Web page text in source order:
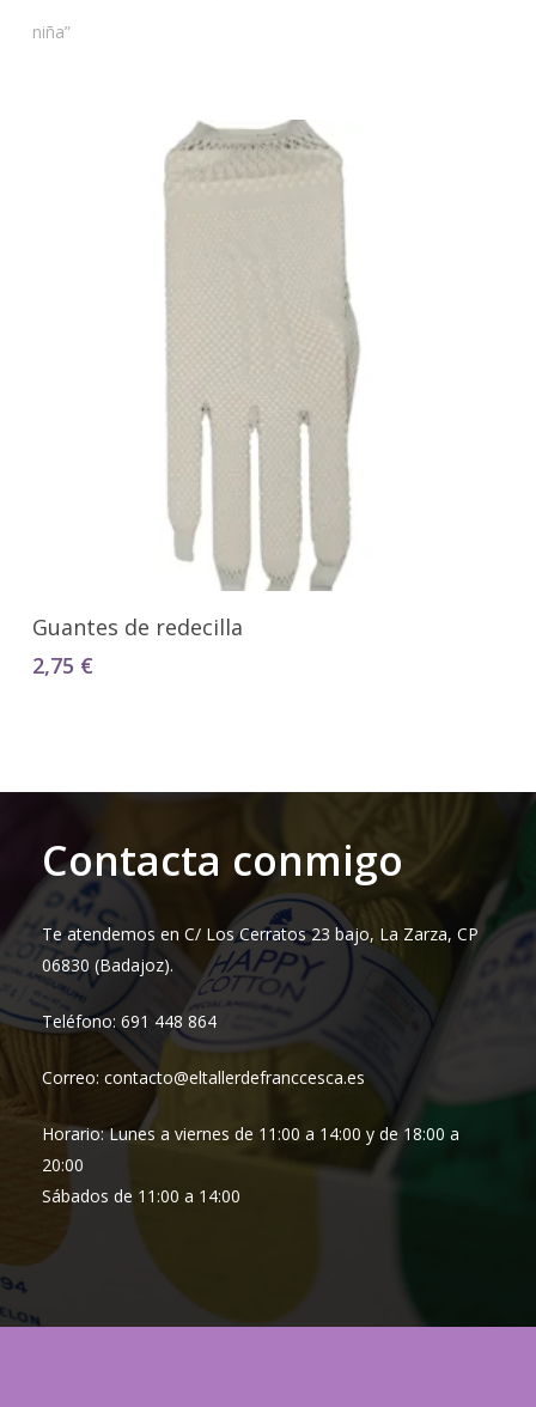
niña”
Seleccionar Opciones
Guantes de redecilla
2,75 €
Contacta conmigo
Te atendemos en C/ Los Cerratos 23 bajo, La Zarza, CP
06830 (Badajoz).
Teléfono: 691 448 864
Correo: contacto@eltallerdefranccesca.es
Horario: Lunes a viernes de 11:00 a 14:00 y de 18:00 a
20:00
Sábados de 11:00 a 14:00